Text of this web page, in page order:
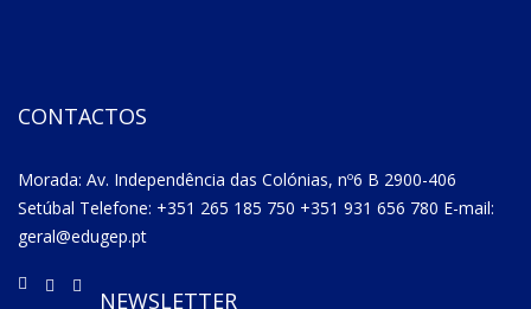
CONTACTOS
Morada: Av. Independência das Colónias, nº6 B 2900-406
Setúbal Telefone: +351 265 185 750 +351 931 656 780 E-mail:
geral@edugep.pt
NEWSLETTER